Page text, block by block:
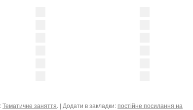
Тематичне заняття. | Додати в закладки:постійне посилання на